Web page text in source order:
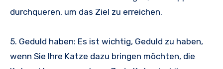
durchqueren, um das Ziel zu erreichen.
5. Geduld haben: Es ist wichtig, Geduld zu haben,
wenn Sie Ihre Katze dazu bringen möchten, die